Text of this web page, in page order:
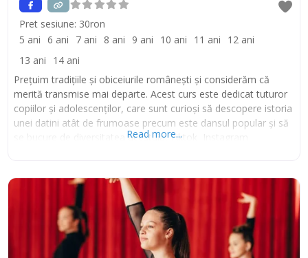
Pret sesiune: 30ron
5 ani 6 ani 7 ani 8 ani 9 ani 10 ani 11 ani
12 ani
13 ani
14 ani
Prețuim tradițiile și obiceiurile românești și considerăm că
merită transmise mai departe. Acest curs este dedicat tuturor
copiilor și adolescenților, care sunt curioși să descopere istoria
unei datini atât de frumoase precum este dansul popular și să
se bucure de diversitatea acestuia. Tiktok Instagram
Read more...